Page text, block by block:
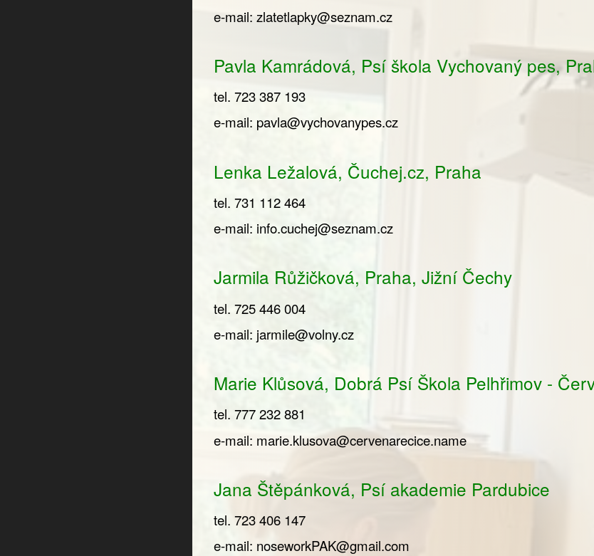
e-mail: zlatetlapky@seznam.cz
Pavla Kamrádová, Psí škola Vychovaný pes,
tel. 723 387 193
e-mail: pavla@vychovanypes.cz
Lenka Ležalová, Čuchej.cz, Praha
tel. 731 112 464
e-mail: info.cuchej@seznam.cz
Jarmila Růžičková, Praha, Jižní Čechy
tel. 725 446 004
e-mail: jarmile@volny.cz
Marie Klůsová, Dobrá Psí Škola Pelhřimov -
tel. 777 232 881
e-mail: marie.klusova@cervenarecice.name
Jana Štěpánková, Psí akademie Pardubice
tel. 723 406 147
e-mail: noseworkPAK@gmail.com